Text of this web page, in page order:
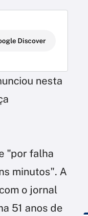
Discover
nesta
"por falha
minutos". A
o jornal
51 anos de